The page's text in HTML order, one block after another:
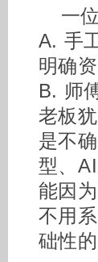
一
A. 手
明确
B. 师
老板
是不
型、
能因
不用
础性